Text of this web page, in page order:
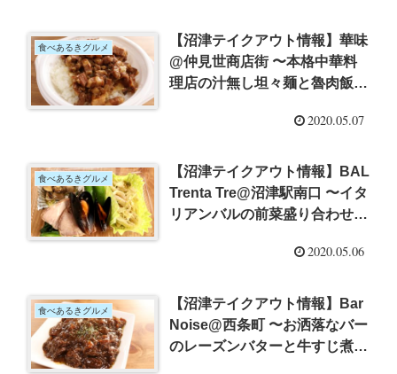
食べあるきグルメ
【沼津テイクアウト情報】華味
@仲見世商店街 〜本格中華料
理店の汁無し坦々麺と魯肉飯弁
2020.05.07
食べあるきグルメ
【沼津テイクアウト情報】BAL
Trenta Tre@沼津駅南口 〜イタ
リアンバルの前菜盛り合わせを
2020.05.06
食べあるきグルメ
【沼津テイクアウト情報】Bar
Noise@西条町 〜お洒落なバー
のレーズンバターと牛すじ煮込